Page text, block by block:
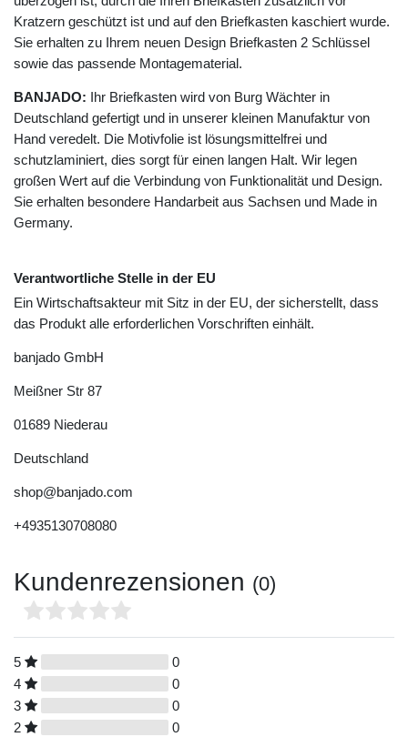
Kratzern geschützt ist und auf den Briefkasten kaschiert wurde.
Sie erhalten zu Ihrem neuen Design Briefkasten 2 Schlüssel
sowie das passende Montagematerial.
BANJADO: Ihr Briefkasten wird von Burg Wächter in
Deutschland gefertigt und in unserer kleinen Manufaktur von
Hand veredelt. Die Motivfolie ist lösungsmittelfrei und
schutzlaminiert, dies sorgt für einen langen Halt. Wir legen
großen Wert auf die Verbindung von Funktionalität und Design.
Sie erhalten besondere Handarbeit aus Sachsen und Made in
Germany.
Verantwortliche Stelle in der EU
Ein Wirtschaftsakteur mit Sitz in der EU, der sicherstellt, dass
das Produkt alle erforderlichen Vorschriften einhält.
banjado GmbH
Meißner Str 87
01689 Niederau
Deutschland
shop@banjado.com
+4935130708080
Kundenrezensionen (0)
5
0
4
0
3
0
2
0